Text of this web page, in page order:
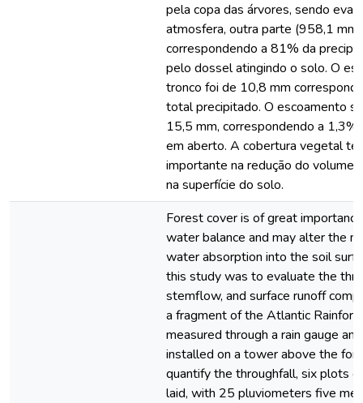
pela copa das árvores, sendo
atmosfera, outra parte (958,1
correspondendo a 81% da
pelo dossel atingindo o solo. O
tronco foi de 10,8 mm
total precipitado. O escoamento
15,5 mm, correspondendo a 1,3%
em aberto. A cobertura vegetal
importante na redução do volume
na superfície do solo.
Forest cover is of great
water balance and may alter the
water absorption into the soil
this study was to evaluate the
stemflow, and surface runoff
a fragment of the Atlantic
measured through a rain gauge
installed on a tower above the
quantify the throughfall, six plots
laid, with 25 pluviometers five